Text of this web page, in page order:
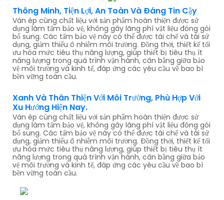
Thông Minh, Tiện Lợi, An Toàn Và Đáng Tin Cậy
Ván ép cùng chất liệu với sản phẩm hoàn thiện được sử
dụng làm tấm bảo vệ, không gây lãng phí vật liệu đóng gói
bổ sung. Các tấm bảo vệ này có thể được tái chế và tái sử
dụng, giảm thiểu ô nhiễm môi trường. Đồng thời, thiết kế tối
ưu hóa mức tiêu thụ năng lượng, giúp thiết bị tiêu thụ ít
năng lượng trong quá trình vận hành, cân bằng giữa bảo
vệ môi trường và kinh tế, đáp ứng các yêu cầu về bao bì
bền vững toàn cầu.
Xanh Và Thân Thiện Với Môi Trường, Phù Hợp Với
Xu Hướng Hiện Nay.
Ván ép cùng chất liệu với sản phẩm hoàn thiện được sử
dụng làm tấm bảo vệ, không gây lãng phí vật liệu đóng gói
bổ sung. Các tấm bảo vệ này có thể được tái chế và tái sử
dụng, giảm thiểu ô nhiễm môi trường. Đồng thời, thiết kế tối
ưu hóa mức tiêu thụ năng lượng, giúp thiết bị tiêu thụ ít
năng lượng trong quá trình vận hành, cân bằng giữa bảo
vệ môi trường và kinh tế, đáp ứng các yêu cầu về bao bì
bền vững toàn cầu.